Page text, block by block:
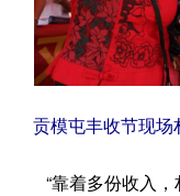
贡模屯丰收节现
“靠着多份收入，